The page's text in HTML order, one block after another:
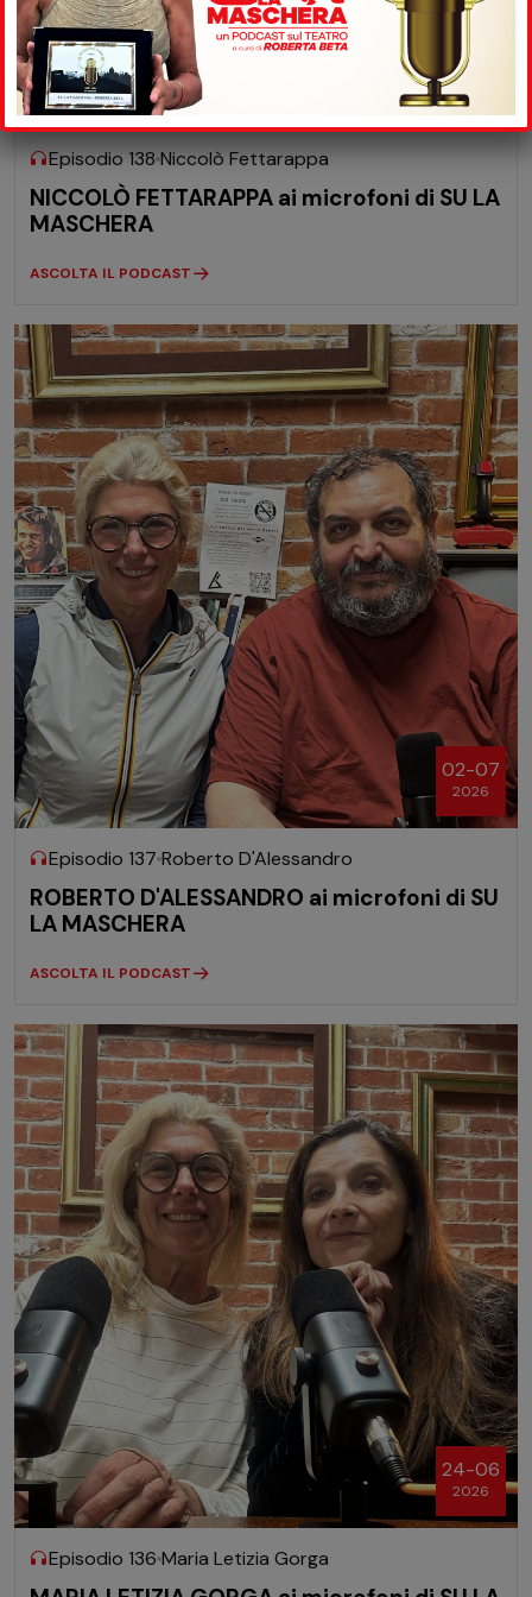
08-07
2026
Episodio 138 Niccolò Fettarappa
NICCOLÒ FETTARAPPA ai microfoni di SU LA
MASCHERA
ASCOLTA IL PODCAST
02-07
2026
Episodio 137 Roberto D'Alessandro
ROBERTO D'ALESSANDRO ai microfoni di SU
LA MASCHERA
ASCOLTA IL PODCAST
24-06
2026
Episodio 136 Maria Letizia Gorga